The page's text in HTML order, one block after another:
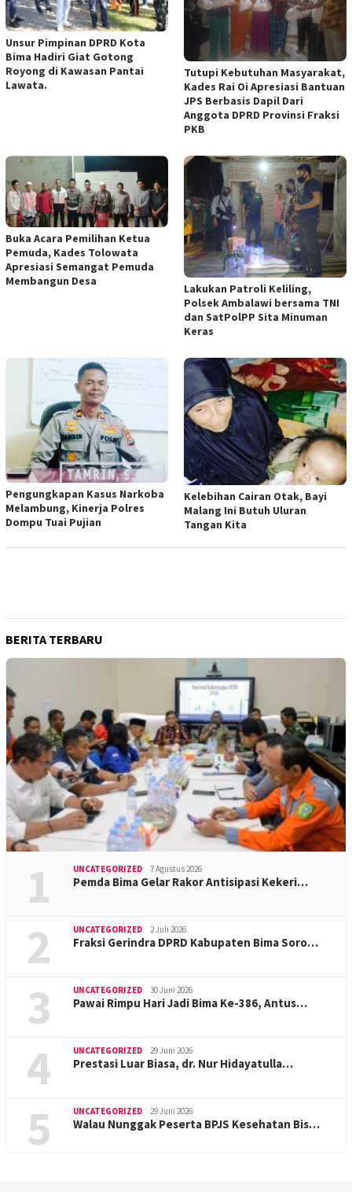
Unsur Pimpinan DPRD Kota
Bima Hadiri Giat Gotong
Royong di Kawasan Pantai
Lawata.
Tutupi Kebutuhan Masyarakat,
Kades Rai Oi Apresiasi Bantuan
JPS Berbasis Dapil Dari
Anggota DPRD Provinsi Fraksi
PKB
Buka Acara Pemilihan Ketua
Pemuda, Kades Tolowata
Apresiasi Semangat Pemuda
Membangun Desa
Lakukan Patroli Keliling,
Polsek Ambalawi bersama TNI
dan SatPolPP Sita Minuman
Keras
Pengungkapan Kasus Narkoba
Melambung, Kinerja Polres
Dompu Tuai Pujian
Kelebihan Cairan Otak, Bayi
Malang Ini Butuh Uluran
Tangan Kita
BERITA TERBARU
1 UNCATEGORIZED 7 Agustus 2026
Pemda Bima Gelar Rakor Antisipasi Kekeri…
2 UNCATEGORIZED 2 Juli 2026
Fraksi Gerindra DPRD Kabupaten Bima Soro…
3 UNCATEGORIZED 30 Juni 2026
Pawai Rimpu Hari Jadi Bima Ke-386, Antus…
4 UNCATEGORIZED 29 Juni 2026
Prestasi Luar Biasa, dr. Nur Hidayatulla…
5 UNCATEGORIZED 29 Juni 2026
Walau Nunggak Peserta BPJS Kesehatan Bis…